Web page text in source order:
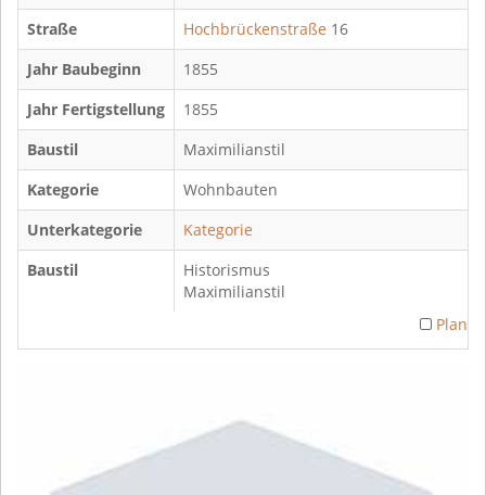
Straße
Hochbrückenstraße 16
Jahr Baubeginn
1855
Jahr Fertigstellung
1855
Baustil
Maximilianstil
Kategorie
Wohnbauten
Unterkategorie
Kategorie
Baustil
Historismus
Maximilianstil
Plan